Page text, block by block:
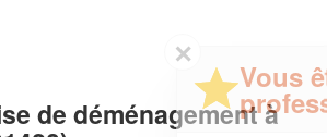
de déménagement à
professionnel ?